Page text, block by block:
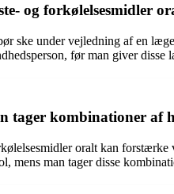
og forkølelsesmidler
ske under vejledning af en
før man giver
kombinationer af
oralt kan
mens man tager disse